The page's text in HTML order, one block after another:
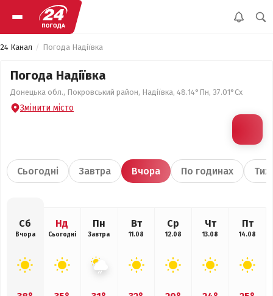
24 Канал Погода Надіївка
Погода Надіївка
Донецька обл., Покровський район, Надіївка, 48.14°Пн, 37.01°Сх
Змінити місто
Сьогодні Завтра Вчора По годинах
Сб
Вчора
Нд
Сьогодні
Пн
Завтра
Вт
11.08
Ср
12.08
Чт
13.08
Пт
14.08